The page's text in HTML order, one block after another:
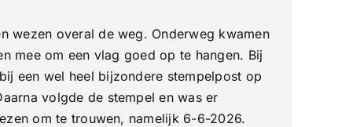
wezen overal de weg. Onderweg kwamen
mee om een vlag goed op te hangen. Bij
een wel heel bijzondere stempelpost op
volgde de stempel en was er
om te trouwen, namelijk 6-6-2026.